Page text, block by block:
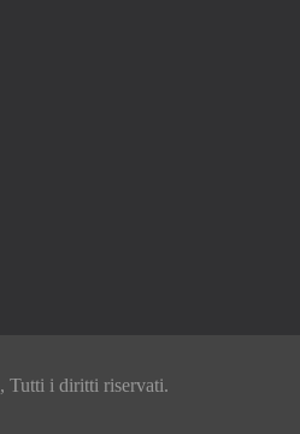
, Tutti i diritti riservati.